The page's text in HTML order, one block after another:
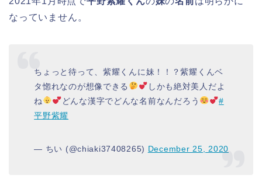
なっていません。
ちょっと待って、紫耀くんに妹！！？紫耀くんベ
タ惚れなのが想像できる
しかも絶対美人だよ
ね
どんな漢字でどんな名前なんだろう
#
平野紫耀
— ちい (@chiaki37408265) December 25, 2020